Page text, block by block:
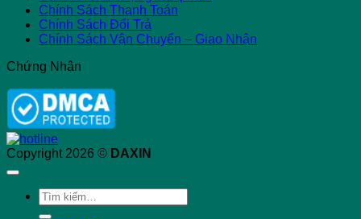
Chính Sách Thanh Toán
Chính Sách Đổi Trả
Chính Sách Vận Chuyển – Giao Nhận
Chứng Nhận
Copyright 2026 © DAXIN
Tìm
kiếm: